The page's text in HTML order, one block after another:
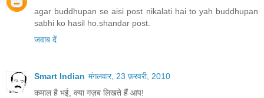
agar buddhupan se aisi post nikalati hai to yah buddhupan
sabhi ko hasil ho.shandar post.
जवाब दें
Smart Indian मंगलवार, 23 फ़रवरी, 2010
कमाल है भई, क्या गज़ब लिखते हैं आप!